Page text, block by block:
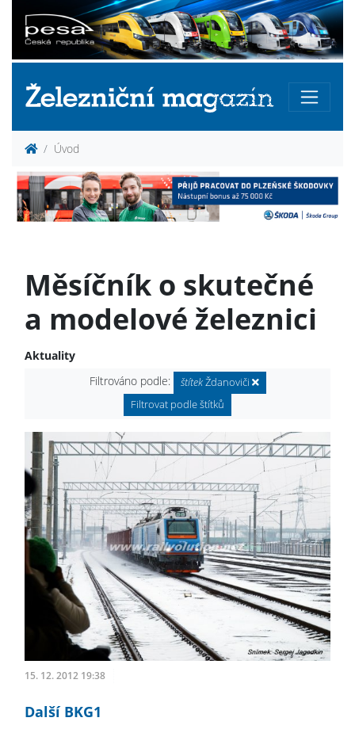
Úvod
Měsíčník o skutečné
a modelové železnici
Aktuality
Filtrováno podle:
štítekŽdanoviči
Filtrovat podle štítků
15. 12. 2012 19:38
Další BKG1